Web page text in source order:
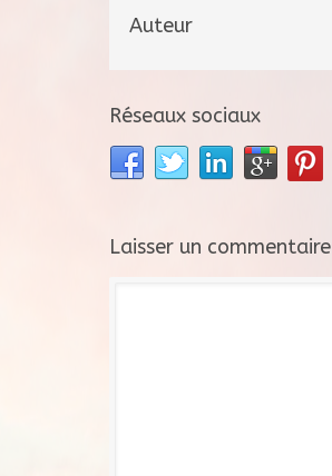
Auteur
Réseaux sociaux
Laisser un commentaire